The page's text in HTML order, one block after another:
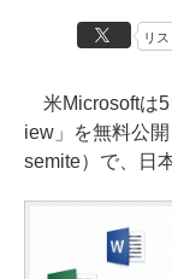
リス
米Microsoftは5
iew」を無料公
semite）で、日